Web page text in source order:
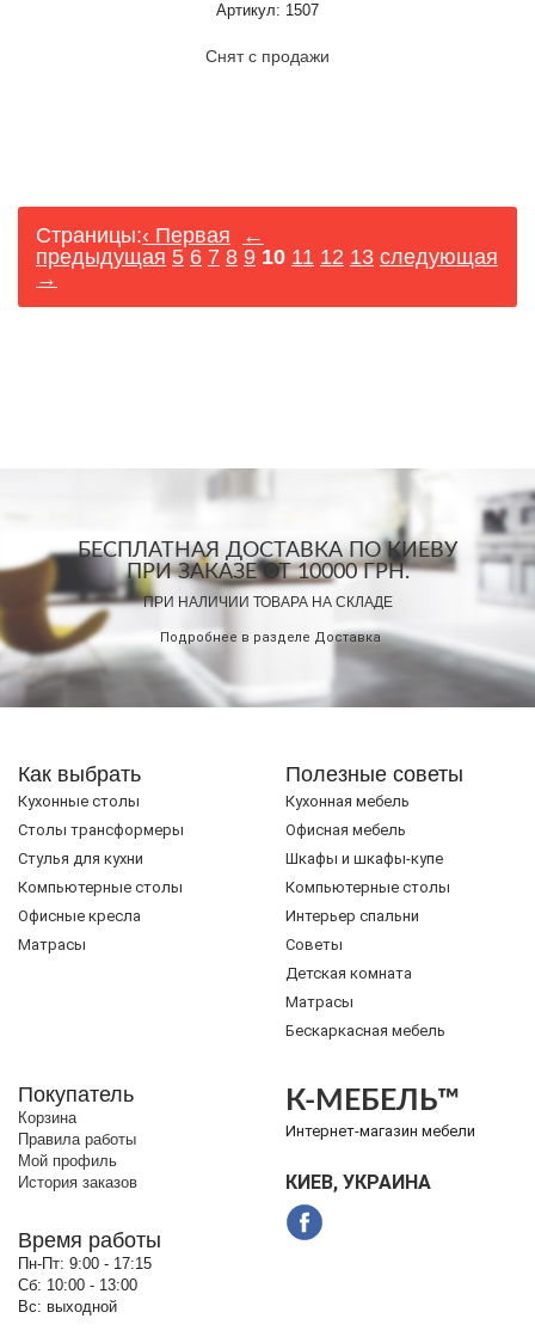
Артикул: 1507
Снят с продажи
Страницы:‹ Первая
←
предыдущая 5 6 7 8 9 10 11 12 13 следующая
→
БЕСПЛАТНАЯ ДОСТАВКА ПО КИЕВУ
ПРИ ЗАКАЗЕ ОТ 10000 ГРН.
ПРИ НАЛИЧИИ ТОВАРА НА СКЛАДЕ
Подробнее в разделе Доставка
Как выбрать
Кухонные столы
Cтолы трансформеры
Стулья для кухни
Компьютерные столы
Офисные кресла
Матрасы
Полезные советы
Кухонная мебель
Офисная мебель
Шкафы и шкафы-купе
Компьютерные столы
Интерьер спальни
Советы
Детская комната
Матрасы
Бескаркасная мебель
Покупатель
Корзина
Правила работы
Мой профиль
История заказов
Время работы
Пн-Пт: 9:00 - 17:15
Сб: 10:00 - 13:00
Вс: выходной
К-МЕБЕЛЬ™
Интернет-магазин мебели
КИЕВ, УКРАИНА